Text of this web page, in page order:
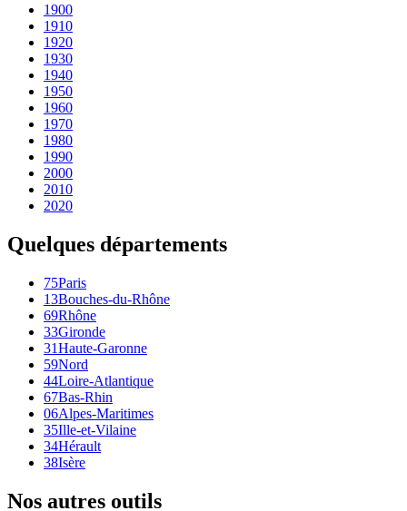
1900
1910
1920
1930
1940
1950
1960
1970
1980
1990
2000
2010
2020
Quelques départements
75Paris
13Bouches-du-Rhône
69Rhône
33Gironde
31Haute-Garonne
59Nord
44Loire-Atlantique
67Bas-Rhin
06Alpes-Maritimes
35Ille-et-Vilaine
34Hérault
38Isère
Nos autres outils